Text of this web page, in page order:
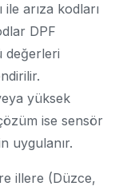
arıza kodları
DPF
değerleri
yüksek
çözüm ise sensör
uygulanır.
illere (Düzce,